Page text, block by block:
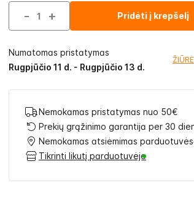
- + Pridėti į krepšelį
Numatomas pristatymas
Rugpjūčio 11 d. - Rugpjūčio 13 d.
Nemokamas pristatymas nuo 50€
Prekių grąžinimo garantija per 30
Nemokamas atsiėmimas
Tikrinti likutį parduotuvėje